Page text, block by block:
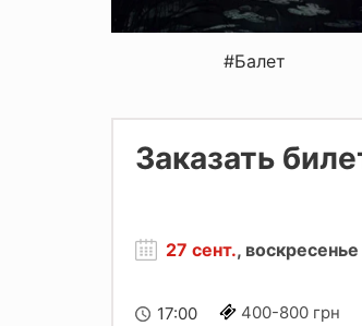
#Балет
Заказать
27 сент., воскресенье
17:00 400-800 грн